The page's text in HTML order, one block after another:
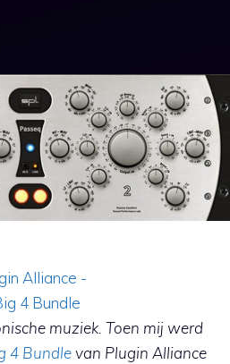
muziek. Toen mij werd
4 Bundlevan Plugin Alliance